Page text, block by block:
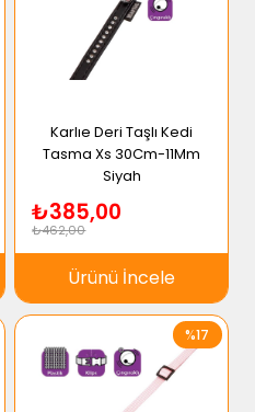
Karlıe Deri Taşlı Kedi
Tasma Xs 30Cm-11Mm
Siyah
₺385,00
₺462,00
Ürünü İncele
%17